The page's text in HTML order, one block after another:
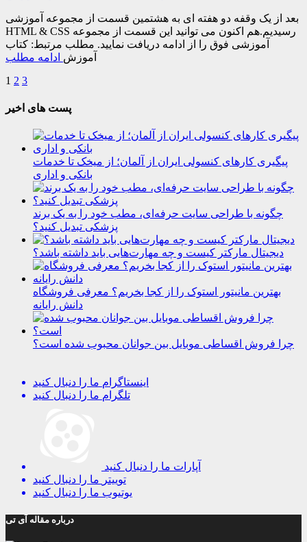
بعد از یک وقفه دو هفته ای به هشتمین قسمت از مجموعه آموزشی
HTML & CSS رسیدیم.هم اکنون می توانید این قسمت از مجموعه
آموزشی فوق را از ادامه دریافت نمایید. مطلب مرتبط: کتاب
آموزش ادامه مطلب
1 2 3
پست های اخیر
پیگیری کارهای کنسولی ایران از آلمان؛ از میخک تا خدمات
بانکی و اداری
چگونه با طراحی سایت حرفه‌ای، مطب خود را به یک برند
پزشکی تبدیل کنید؟
دیجیتال مارکتر کیست و چه مهارت‌هایی باید داشته باشد؟
بهترین مانیتور استوک را از کجا بخریم؟ معرفی فروشگاه
دانش رایانه
چرا فروش اقساطی موبایل بین جوانان محبوب شده است؟
اینستاگرام ما را دنبال کنید
تلگرام ما را دنبال کنید
آپارات ما را دنبال کنید
توییتر ما را دنبال کنید
یوتیوب ما را دنبال کنید
درباره مقاله آی تی